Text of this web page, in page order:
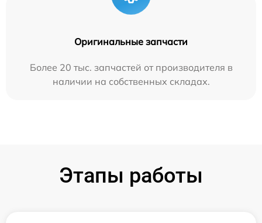
Оригинальные запчасти
Более 20 тыс. запчастей от производителя в
наличии на собственных складах.
Этапы работы